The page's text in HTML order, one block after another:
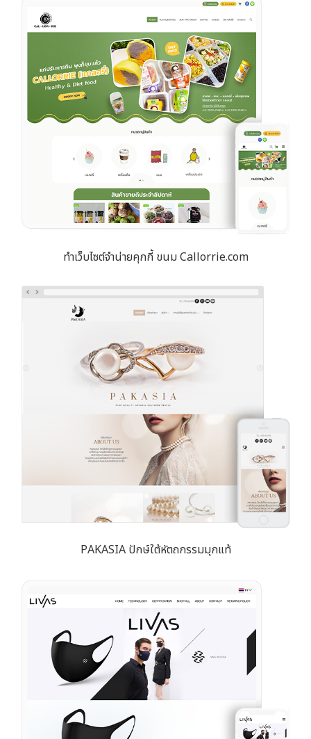
ทำเว็บไซต์จำน่ายคุกกี้ ขนม Callorrie.com
PAKASIA ปักษ์ใต้หัตถกรรมมุกแท้